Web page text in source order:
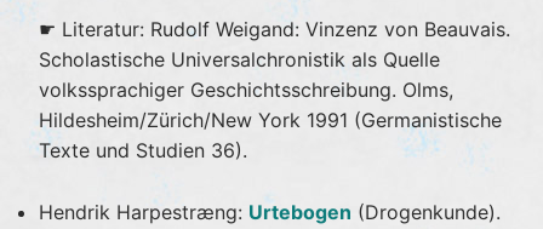
☛ Literatur: Rudolf Weigand: Vinzenz von Beauvais.
Scholastische Universalchronistik als Quelle
volkssprachiger Geschichtsschreibung. Olms,
Hildesheim/Zürich/New York 1991 (Germanistische
Texte und Studien 36).
Hendrik Harpestræng: Urtebogen (Drogenkunde).